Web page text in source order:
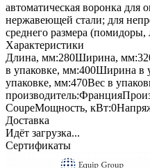
автоматическая воронка для
нержавеющей стали; для
среднего размера (помидоры,
Характеристики
Длина, мм:280Ширина, мм:
в упаковке, мм:400Ширина в
упаковке, мм:470Вес в
производитель:Франция
CoupeМощность, кВт:0
Доставка
Идёт загрузка...
Сертификаты